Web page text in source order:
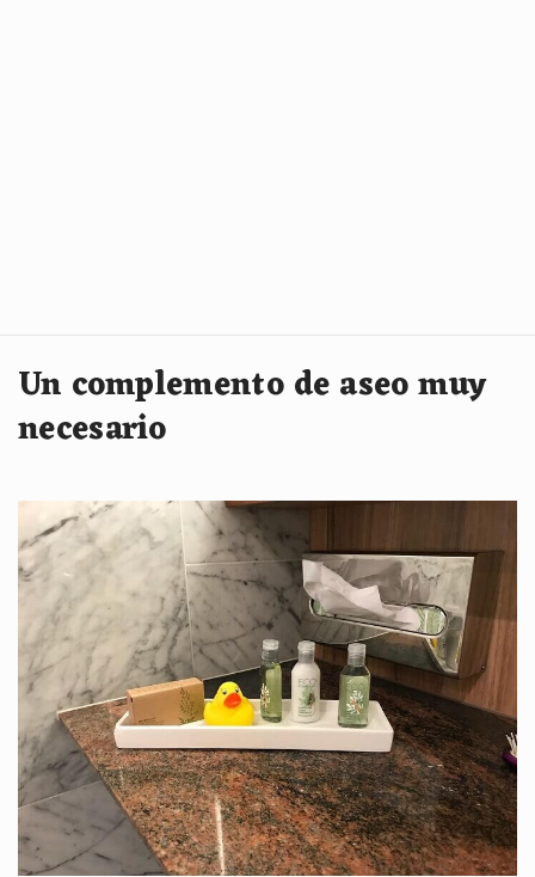
Un complemento de aseo muy
necesario